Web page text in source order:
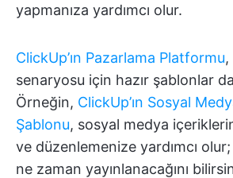
yapmanıza yardımcı olur.
ClickUp’ın Pazarlama Platformu
senaryosu için hazır şablonlar
Örneğin, ClickUp’ın Sosyal
Şablonu, sosyal medya
ve düzenlemenize yardımcı
ne zaman yayınlanacağını